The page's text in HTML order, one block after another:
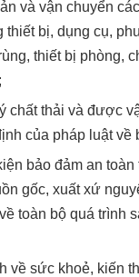
và vận chuyển
thiết bị, dụng cụ,
thiết bị phòng,
chất thải và được
của pháp luật về
bảo đảm an
gốc, xuất xứ
toàn bộ quá trình
về sức khoẻ, kiến